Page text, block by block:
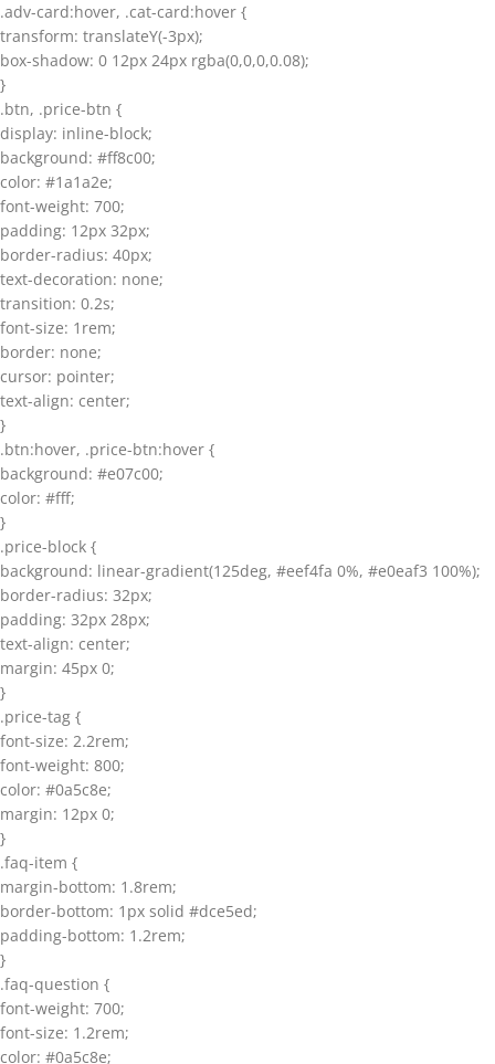
.adv-card:hover, .cat-card:hover {
transform: translateY(-3px);
box-shadow: 0 12px 24px rgba(0,0,0,0.08);
}
.btn, .price-btn {
display: inline-block;
background: #ff8c00;
color: #1a1a2e;
font-weight: 700;
padding: 12px 32px;
border-radius: 40px;
text-decoration: none;
transition: 0.2s;
font-size: 1rem;
border: none;
cursor: pointer;
text-align: center;
}
.btn:hover, .price-btn:hover {
background: #e07c00;
color: #fff;
}
.price-block {
background: linear-gradient(125deg, #eef4fa 0%, #e0eaf3 100%);
border-radius: 32px;
padding: 32px 28px;
text-align: center;
margin: 45px 0;
}
.price-tag {
font-size: 2.2rem;
font-weight: 800;
color: #0a5c8e;
margin: 12px 0;
}
.faq-item {
margin-bottom: 1.8rem;
border-bottom: 1px solid #dce5ed;
padding-bottom: 1.2rem;
}
.faq-question {
font-weight: 700;
font-size: 1.2rem;
color: #0a5c8e;